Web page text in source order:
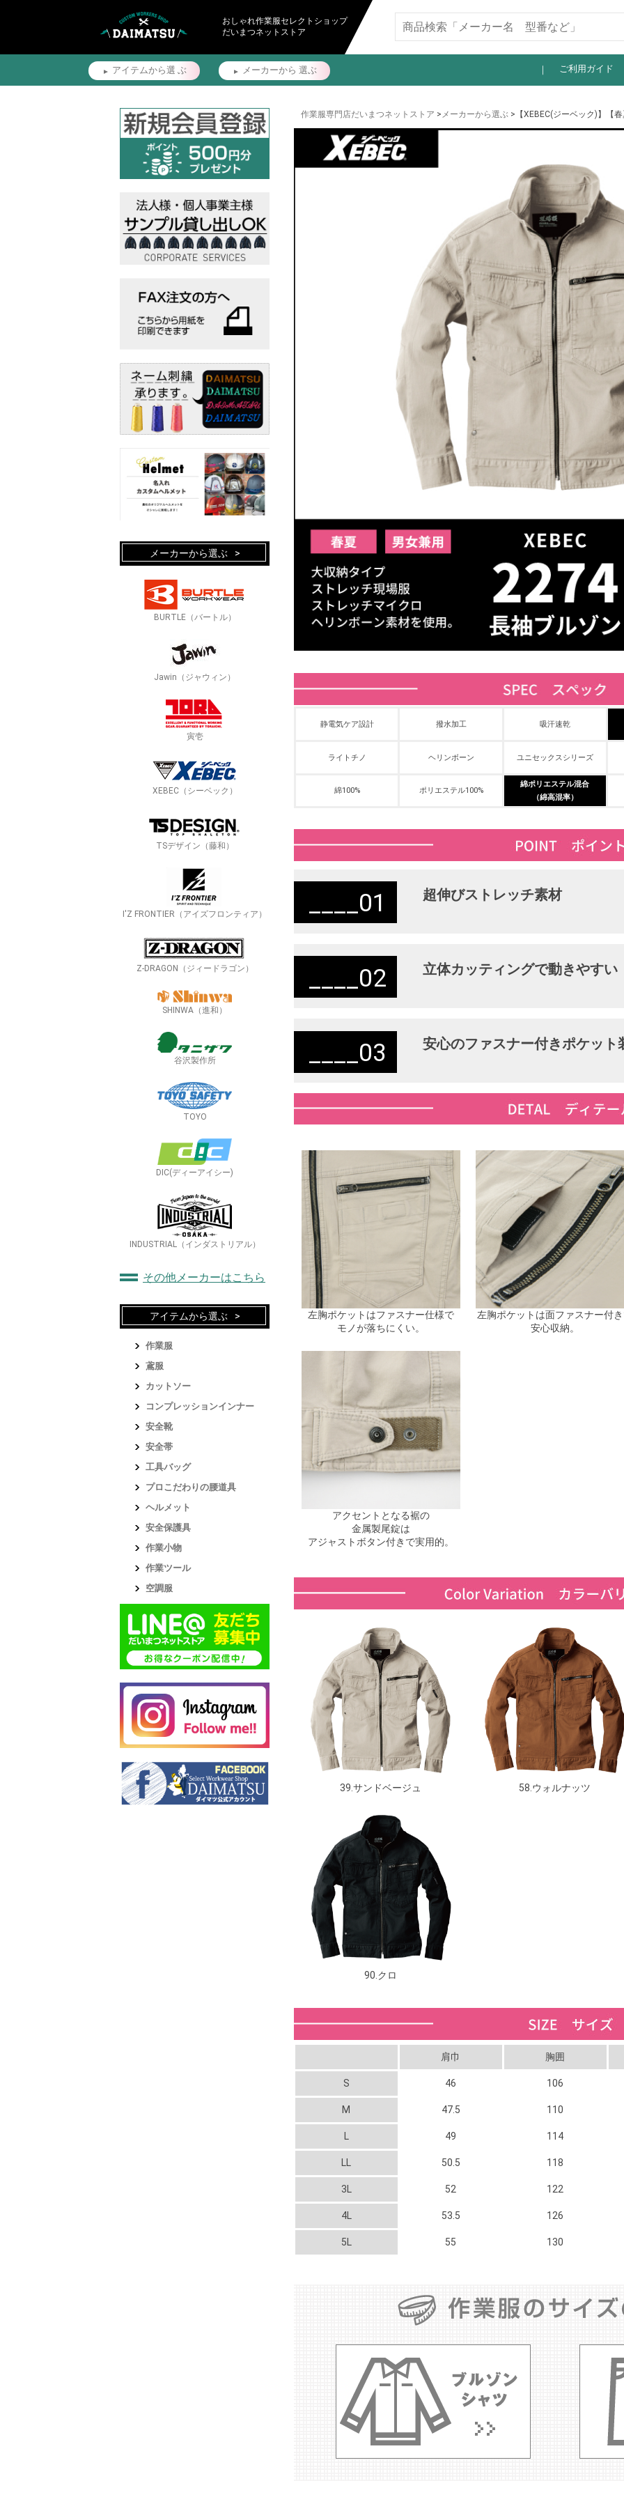
おしゃれ作業服セレクトショップ
だいまつネットストア
アイテムから選 ぶ メーカーから 選ぶ ご利用ガイド
11,000円以上送料無料
作業服専門店だいまつネットストア > メーカーから選ぶ >【XEBEC(ジーベック)】【
静電気ケア設計 撥水加工 吸汗速乾
ライトチノ ヘリンボーン ユニセックスシリーズ
綿100% ポリエステル100%
綿ポリエステル混合
（綿高混率）
01 超伸びストレッチ素材
02 立体カッティングで動きやすい
03 安心のファスナー付きポケット
左胸ポケットはファスナー仕様で
モノが落ちにくい。
左胸ポケットは面ファスナー付
安心収納。
アクセントとなる裾の
金属製尾錠は
アジャストボタン付きで実用的。
39.サンドベージュ 58.ウォルナッツ
90.クロ
肩巾 胸囲
S 46 106
M 47.5 110
49 114
50.5 118
3L 52 122
4L 53.5 126
5L 55 130
メーカーから選ぶ
BURTLE（バートル）
Jawin（ジャウィン）
寅壱
XEBEC（シーベック）
TSデザイン（藤和）
I'Z FRONTIER（アイズフロンティア）
Z-DRAGON（ジィードラゴン）
SHINWA（進和）
谷沢製作所
TOYO
DIC(ディーアイシー)
INDUSTRIAL（インダストリアル）
その他メーカーはこちら
アイテムから選ぶ
作業服
鳶服
カットソー
コンプレッションインナー
安全靴
安全帯
工具バッグ
プロこだわりの腰道具
ヘルメット
安全保護具
作業小物
作業ツール
空調服